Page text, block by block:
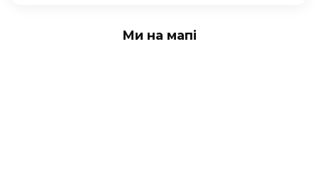
Ми на мапі